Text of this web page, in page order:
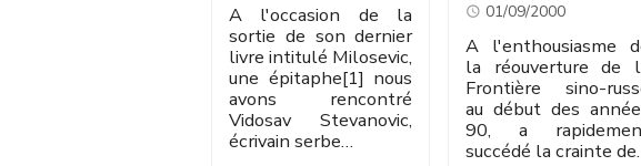
01/09/2000
A l'enthousiasme
la réouverture de
Frontière sino-
au début des
90, a
succédé la crainte
A l'occasion de la
sortie de son dernier
livre intitulé Milosevic,
une épitaphe[1] nous
avons rencontré
Vidosav Stevanovic,
écrivain serbe…